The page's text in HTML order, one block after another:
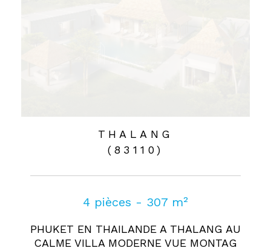
THALANG
(83110)
4 pièces - 307 m²
PHUKET EN THAILANDE A THALANG AU
CALME VILLA MODERNE VUE MONTAG